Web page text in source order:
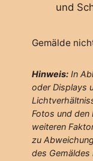
und
Gemälde
Hinweis: In
oder Displays
Fotos und den
weiteren
zu
des Gemäldes